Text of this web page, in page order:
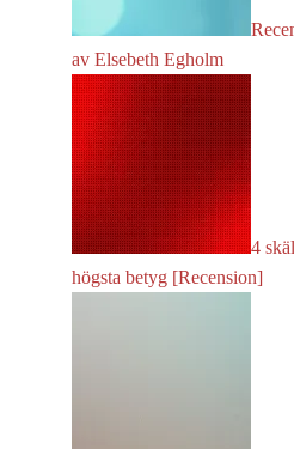
av Elsebeth Egholm
4
högsta betyg [Recension]